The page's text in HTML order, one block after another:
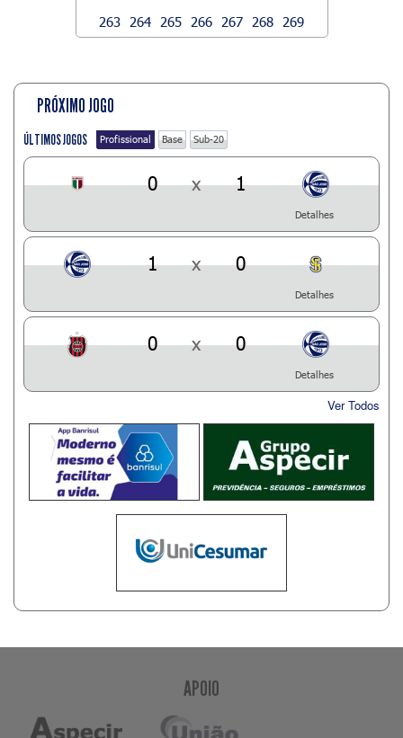
263
264 265 266 267 268 269
PRÓXIMO JOGO
ÚLTIMOS JOGOS Profissional Base Sub-20
0 x 1
Detalhes
1 x 0
Detalhes
0 x 0
Detalhes
Ver Todos
APOIO